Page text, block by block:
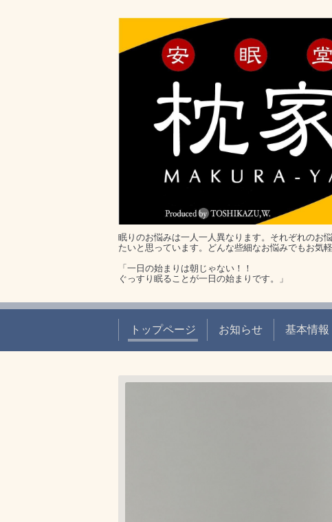
眠りのお悩みは一人一人異なります。それぞれのお
たいと思っています。どんな些細なお悩みでもお気
「一日の始まりは朝じゃない！！
ぐっすり眠ることが一日の始まりです。」
トップページ お知らせ 基本情報